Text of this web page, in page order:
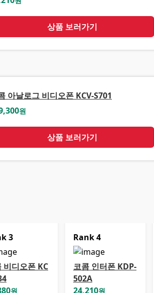
상품 보러가기
아날로그 비디오폰 KCV-S701
원
상품 보러가기
3
비디오폰 KC
원
Rank4
코콤 인터폰 KDP-
502A
24,210원